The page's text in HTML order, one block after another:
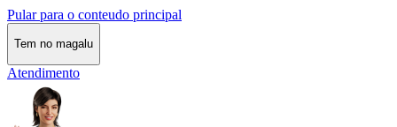
Pular para o conteudo principal
Tem no magalu
Atendimento